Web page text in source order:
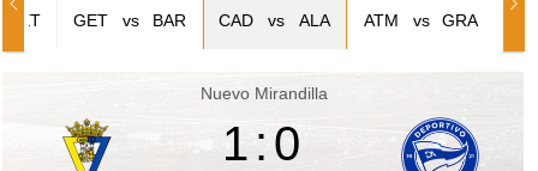
BET GET vs BAR CAD vs ALA ATM vs GRA
Nuevo Mirandilla
1:0